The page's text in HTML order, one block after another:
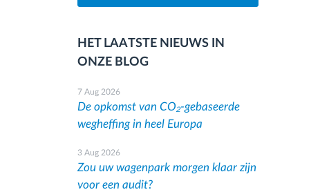
HET LAATSTE NIEUWS IN
ONZE BLOG
7 Aug 2026
De opkomst van CO₂-gebaseerde
wegheffing in heel Europa
3 Aug 2026
Zou uw wagenpark morgen klaar zijn
voor een audit?